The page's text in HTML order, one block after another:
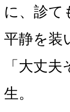
に、診て
平静を装
「大丈
生。